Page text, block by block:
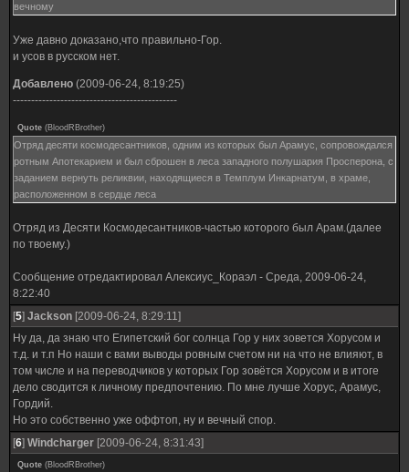
вечному
Уже давно доказано,что правильно-Гор.
и усов в русском нет.
Добавлено (2009-06-24, 8:19:25)
---------------------------------------------
Quote (BloodRBrother)
Отряд десяти космодесантников, одним из которых был Арамус, сопровождался
ротным Апотекарием и был сброшен в леса западного полушария Просперона, с
заданием вернуть реликвии, находящиеся в Темплум Инкарнатум, в храме,
расположенном в сердце леса
Отряд из Десяти Космодесантников-частью которого был Арам.(далее
по твоему.)
Сообщение отредактировал Алексиус_Кораэл - Среда, 2009-06-24,
8:22:40
[5] Jackson [2009-06-24, 8:29:11]
Ну да, да знаю что Египетский бог солнца Гор у них зовется Хорусом и
т.д. и т.п Но наши с вами выводы ровным счетом ни на что не влияют, в
том числе и на переводчиков у которых Гор зовётся Хорусом и в итоге
дело сводится к личному предпочтению. По мне лучше Хорус, Арамус,
Гордий.
Но это собственно уже оффтоп, ну и вечный спор.
[6] Windcharger [2009-06-24, 8:31:43]
Quote (BloodRBrother)